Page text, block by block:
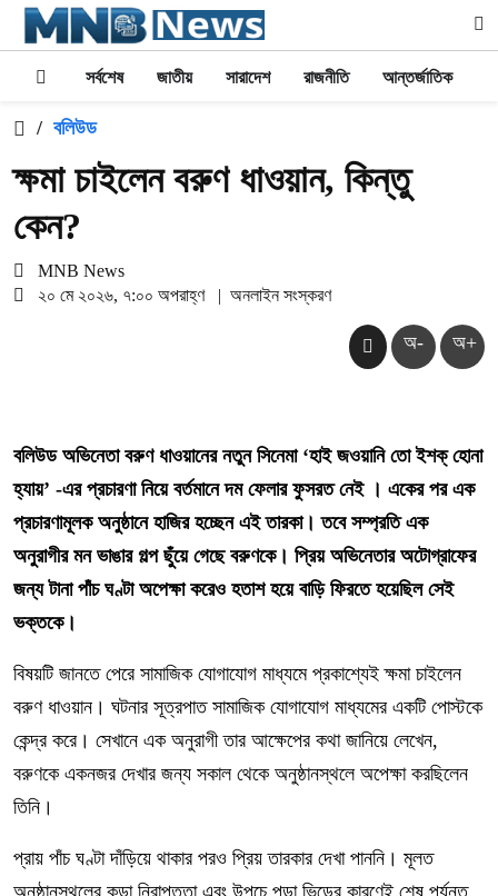
সর্বশেষ জাতীয় সারাদেশ রাজনীতি আন্তর্জাতিক
/ বলিউড
ক্ষমা চাইলেন বরুণ ধাওয়ান, কিন্তু
কেন?
MNB News
২০ মে ২০২৬, ৭:০০ অপরাহ্ণ
| অনলাইন সংস্করণ
অ- অ+
বলিউড অভিনেতা বরুণ ধাওয়ানের নতুন সিনেমা ‘হাই জওয়ানি তো ইশক্ হোনা
হ্যায়’ -এর প্রচারণা নিয়ে বর্তমানে দম ফেলার ফুসরত নেই । একের পর এক
প্রচারণামূলক অনুষ্ঠানে হাজির হচ্ছেন এই তারকা। তবে সম্প্রতি এক
অনুরাগীর মন ভাঙার গল্প ছুঁয়ে গেছে বরুণকে। প্রিয় অভিনেতার অটোগ্রাফের
জন্য টানা পাঁচ ঘণ্টা অপেক্ষা করেও হতাশ হয়ে বাড়ি ফিরতে হয়েছিল সেই
ভক্তকে।
বিষয়টি জানতে পেরে সামাজিক যোগাযোগ মাধ্যমে প্রকাশ্যেই ক্ষমা চাইলেন
বরুণ ধাওয়ান। ঘটনার সূত্রপাত সামাজিক যোগাযোগ মাধ্যমের একটি পোস্টকে
কেন্দ্র করে। সেখানে এক অনুরাগী তার আক্ষেপের কথা জানিয়ে লেখেন,
বরুণকে একনজর দেখার জন্য সকাল থেকে অনুষ্ঠানস্থলে অপেক্ষা করছিলেন
তিনি।
প্রায় পাঁচ ঘণ্টা দাঁড়িয়ে থাকার পরও প্রিয় তারকার দেখা পাননি। মূলত
অনুষ্ঠানস্থলের কড়া নিরাপত্তা এবং উপচে পড়া ভিড়ের কারণেই শেষ পর্যন্ত